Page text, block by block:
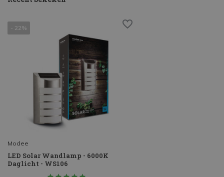
- 22%
Modee
LED Solar Wandlamp - 6000K
Daglicht - WS106